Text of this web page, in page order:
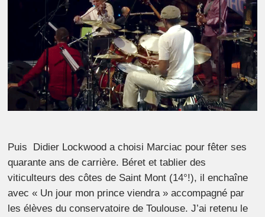
Puis Didier Lockwood a choisi Marciac pour fêter ses
quarante ans de carrière. Béret et tablier des
viticulteurs des côtes de Saint Mont (14°!), il enchaîne
avec « Un jour mon prince viendra » accompagné par
les élèves du conservatoire de Toulouse. J’ai retenu le